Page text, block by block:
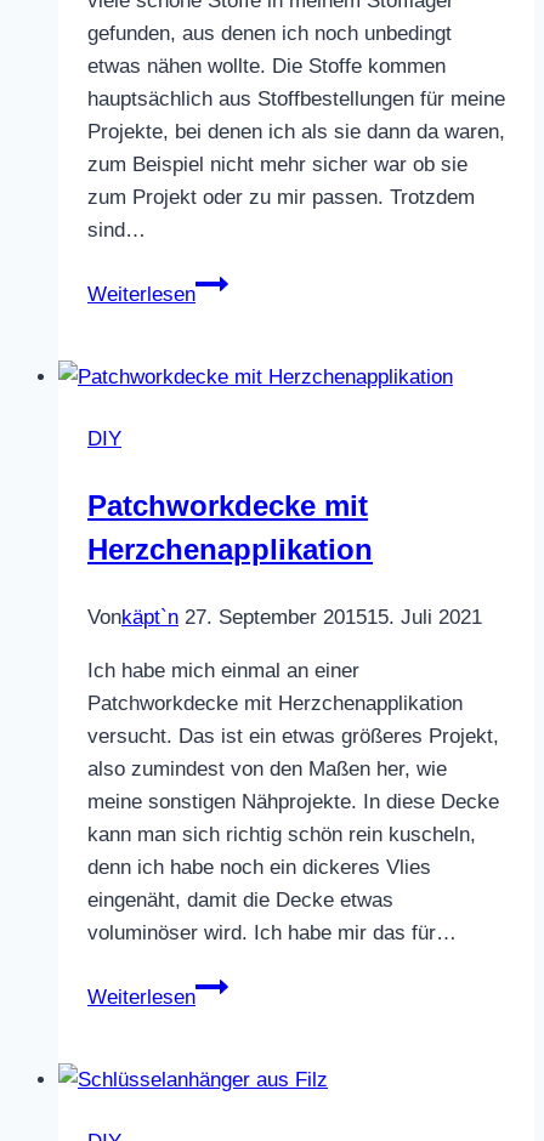
gefunden, aus denen ich noch unbedingt
etwas nähen wollte. Die Stoffe kommen
hauptsächlich aus Stoffbestellungen für meine
Projekte, bei denen ich als sie dann da waren,
zum Beispiel nicht mehr sicher war ob sie
zum Projekt oder zu mir passen. Trotzdem
sind…
Weiterlesen
Sommerkleid
DIY
Patchworkdecke mit
Herzchenapplikation
Vonkäpt`n 27. September 201515. Juli 2021
Ich habe mich einmal an einer
Patchworkdecke mit Herzchenapplikation
versucht. Das ist ein etwas größeres Projekt,
also zumindest von den Maßen her, wie
meine sonstigen Nähprojekte. In diese Decke
kann man sich richtig schön rein kuscheln,
denn ich habe noch ein dickeres Vlies
eingenäht, damit die Decke etwas
voluminöser wird. Ich habe mir das für…
Weiterlesen
Patchworkdecke